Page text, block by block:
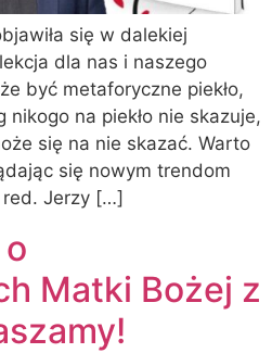
się w dalekiej
dla nas i naszego
być metaforyczne piekło,
nikogo na piekło nie skazuje,
się na nie skazać. Warto
się nowym trendom
red. Jerzy […]
Matki Bożej z